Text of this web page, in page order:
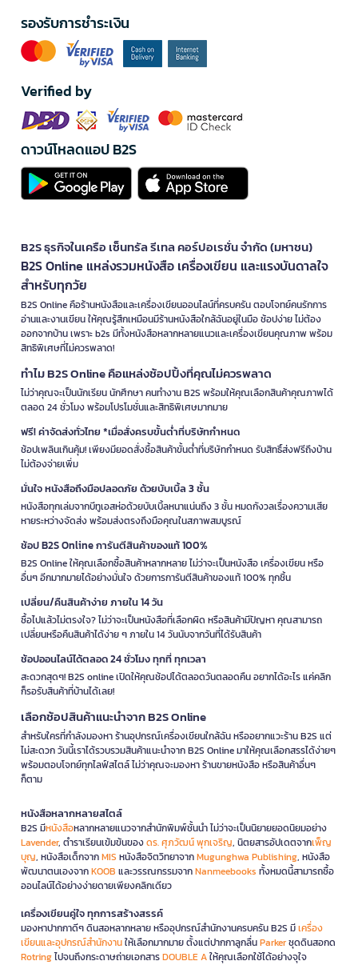
รองรับการชำระเงิน
Verified by
ดาวน์โหลดแอป B2S
B2S ธุรกิจในเครือ เซ็นทรัล รีเทล คอร์ปอเรชั่น จำกัด (มหาชน)
B2S Online แหล่งรวมหนังสือ เครื่องเขียน และแรงบันดาลใจ
สำหรับทุกวัย
B2S Online คือร้านหนังสือและเครื่องเขียนออนไลน์ที่ครบครัน ตอบโจทย์คนรักการ
อ่านและงานเขียน ให้คุณรู้สึกเหมือนมีร้านหนังสือใกล้ฉันอยู่ในมือ ช้อปง่าย ไม่ต้อง
ออกจากบ้าน เพราะ b2s มีทั้งหนังสือหลากหลายแนวและเครื่องเขียนคุณภาพ พร้อม
สิทธิพิเศษที่ไม่ควรพลาด!
ทำไม B2S Online คือแหล่งช้อปปิ้งที่คุณไม่ควรพลาด
ไม่ว่าคุณจะเป็นนักเรียน นักศึกษา คนทำงาน B2S พร้อมให้คุณเลือกสินค้าคุณภาพได้
ตลอด 24 ชั่วโมง พร้อมโปรโมชั่นและสิทธิพิเศษมากมาย
ฟรี! ค่าจัดส่งทั่วไทย *เมื่อสั่งครบขั้นต่ำที่บริษัทกำหนด
ช้อปเพลินเกินคุ้ม! เพียงมียอดสั่งซื้อสินค้าขั้นต่ำที่บริษัทกำหนด รับสิทธิ์ส่งฟรีถึงบ้าน
ไม่ต้องจ่ายเพิ่ม
มั่นใจ หนังสือถึงมือปลอดภัย ด้วยบับเบิ้ล 3 ชั้น
หนังสือทุกเล่มจากบีทูเอสห่อด้วยบับเบิ้ลหนาแน่นถึง 3 ชั้น หมดกังวลเรื่องความเสีย
หายระหว่างจัดส่ง พร้อมส่งตรงถึงมือคุณในสภาพสมบูรณ์
ช้อป B2S Online การันตีสินค้าของแท้ 100%
B2S Online ให้คุณเลือกซื้อสินค้าหลากหลาย ไม่ว่าจะเป็นหนังสือ เครื่องเขียน หรือ
อื่นๆ อีกมากมายได้อย่างมั่นใจ ด้วยการการันตีสินค้าของแท้ 100% ทุกชิ้น
เปลี่ยน/คืนสินค้าง่าย ภายใน 14 วัน
ซื้อไปแล้วไม่ตรงใจ? ไม่ว่าจะเป็นหนังสือที่เลือกผิด หรือสินค้ามีปัญหา คุณสามารถ
เปลี่ยนหรือคืนสินค้าได้ง่าย ๆ ภายใน 14 วันนับจากวันที่ได้รับสินค้า
ช้อปออนไลน์ได้ตลอด 24 ชั่วโมง ทุกที่ ทุกเวลา
สะดวกสุดๆ! B2S online เปิดให้คุณช้อปได้ตลอดวันตลอดคืน อยากได้อะไร แค่คลิก
ก็รอรับสินค้าที่บ้านได้เลย!
เลือกช้อปสินค้าแนะนำจาก B2S Online
สำหรับใครที่กำลังมองหา ร้านอุปกรณ์เครื่องเขียนใกล้ฉัน หรืออยากแวะร้าน B2S แต่
ไม่สะดวก วันนี้เราได้รวบรวมสินค้าแนะนำจาก B2S Online มาให้คุณเลือกสรรได้ง่ายๆ
พร้อมตอบโจทย์ทุกไลฟ์สไตล์ ไม่ว่าคุณจะมองหา ร้านขายหนังสือ หรือสินค้าอื่นๆ
ก็ตาม
หนังสือหลากหลายสไตล์
B2S มีหนังสือหลากหลายแนวจากสำนักพิมพ์ชั้นนำ ไม่ว่าจะเป็นนิยายยอดนิยมอย่าง
Lavender, ตำราเรียนเข้มข้นของดร. ศุภวัฒน์ พุกเจริญ, นิตยสารอัปเดตจากเพ็ญ
บุญ, หนังสือเด็กจากMIS หนังสือจิตวิทยาจากMugunghwa Publishing, หนังสือ
พัฒนาตนเองจากKOOB และวรรณกรรมจากNanmeebooks ทั้งหมดนี้สามารถซื้อ
ออนไลน์ได้อย่างง่ายดายเพียงคลิกเดียว
เครื่องเขียนคู่ใจ ทุกการสร้างสรรค์
มองหาปากกาดีๆ ดินสอหลากหลาย หรืออุปกรณ์สำนักงานครบครัน B2S มีเครื่อง
เขียนและอุปกรณ์สำนักงานให้เลือกมากมาย ตั้งแต่ปากกาลูกลื่นParkerชุดดินสอกด
Rotringไปจนถึงกระดาษถ่ายเอกสารDOUBLE Aให้คุณเลือกใช้ได้อย่างจุใจ